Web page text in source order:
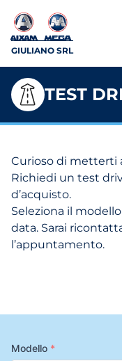
GIULIANO SRL
TEST
Curioso di metterti
Richiedi un test
d’acquisto.
Seleziona il
data. Sarai
l’appuntamento.
Modello *